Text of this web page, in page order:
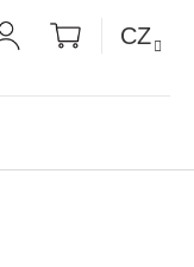
PŘIHLÁŠENÍ
NÁKUPNÍ
KOŠÍK
CZ